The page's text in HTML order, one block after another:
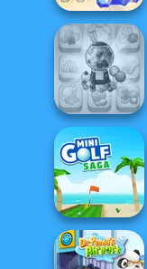
Idle Miner Space
Rush
Candy Shop
Merge